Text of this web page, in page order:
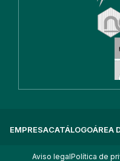
EMPRESACATÁLOGOÁREA
Aviso legalPolítica de